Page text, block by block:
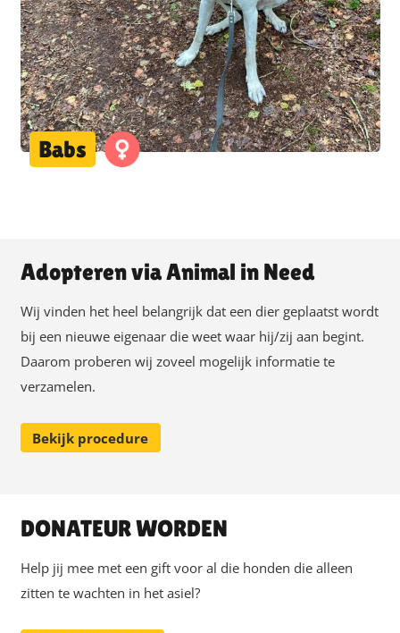
Babs
Adopteren via Animal in Need
Wij vinden het heel belangrijk dat een dier geplaatst wordt
bij een nieuwe eigenaar die weet waar hij/zij aan begint.
Daarom proberen wij zoveel mogelijk informatie te
verzamelen.
Bekijk procedure
DONATEUR WORDEN
Help jij mee met een gift voor al die honden die alleen
zitten te wachten in het asiel?